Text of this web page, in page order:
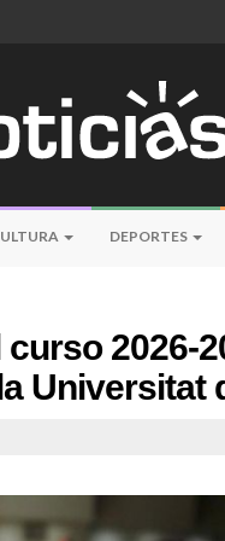
DEPORTES
2026-
Universitat